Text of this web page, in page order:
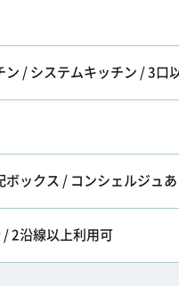
ン / システムキッチン / 3口
ボックス / コンシェルジュ
/ 2沿線以上利用可